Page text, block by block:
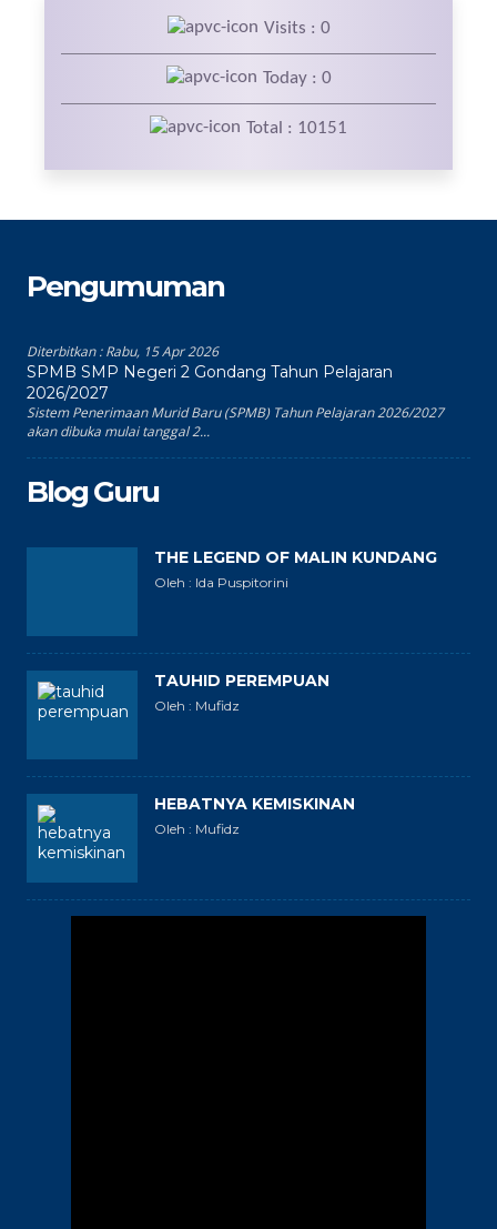
Visits : 0
Today : 0
Total : 10151
Pengumuman
Diterbitkan :Rabu, 15 Apr 2026
SPMB SMP Negeri 2 Gondang Tahun Pelajaran
2026/2027
Sistem Penerimaan Murid Baru (SPMB) Tahun Pelajaran 2026/2027
akan dibuka mulai tanggal 2...
Blog Guru
THE LEGEND OF MALIN KUNDANG
Oleh : Ida Puspitorini
TAUHID PEREMPUAN
Oleh : Mufidz
HEBATNYA KEMISKINAN
Oleh : Mufidz